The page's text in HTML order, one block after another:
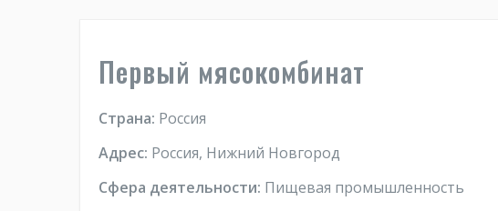
Первый мясокомбинат
Страна: Россия
Адрес: Россия, Нижний Новгород
Сфера деятельности: Пищевая промышленность